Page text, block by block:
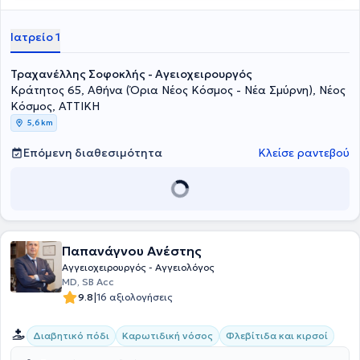
Ιατρείο 1
Τραχανέλλης Σοφοκλής - Αγειοχειρουργός
Κράτητος 65, Αθήνα (Όρια Νέος Κόσμος - Νέα Σμύρνη), Νέος
Κόσμος, ΑΤΤΙΚΗ
5,6 km
Επόμενη διαθεσιμότητα Κλείσε ραντεβού
Παπανάγνου Ανέστης
Αγγειοχειρουργός - Αγγειολόγος
MD, SB Acc
9.8|16 αξιολογήσεις
Διαβητικό πόδι Καρωτιδική νόσος Φλεβίτιδα και κιρσοί